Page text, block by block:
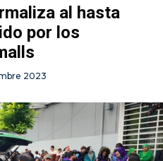
al hasta
por los
2023